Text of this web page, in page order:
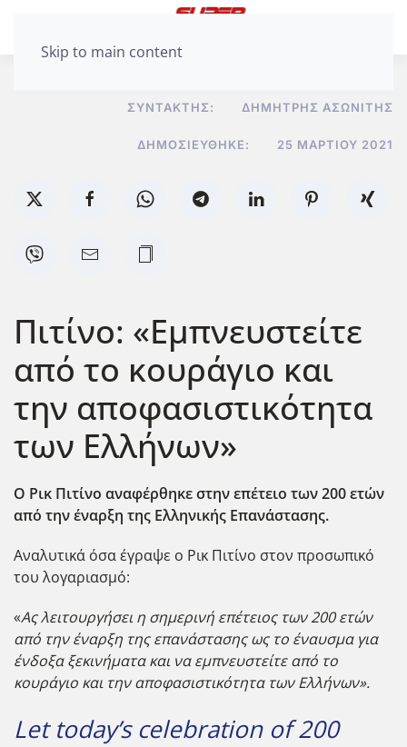
Skip to main content
ΣΥΝΤΆΚΤΗΣ: ΔΗΜΉΤΡΗΣ ΑΣΩΝΊΤΗΣ
ΔΗΜΟΣΙΕΎΘΗΚΕ: 25 ΜΑΡΤΊΟΥ 2021
Πιτίνο: «Εμπνευστείτε
από το κουράγιο και
την αποφασιστικότητα
των Ελλήνων»
Ο Ρικ Πιτίνο αναφέρθηκε στην επέτειο των 200 ετών
από την έναρξη της Ελληνικής Επανάστασης.
Αναλυτικά όσα έγραψε ο Ρικ Πιτίνο στον προσωπικό
του λογαριασμό:
«Ας λειτουργήσει η σημερινή επέτειος των 200 ετών
από την έναρξη της επανάστασης ως το έναυσμα για
ένδοξα ξεκινήματα και να εμπνευστείτε από το
κουράγιο και την αποφασιστικότητα των Ελλήνων».
Let today’s celebration of 200